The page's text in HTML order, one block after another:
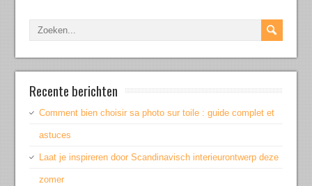
Recente berichten
Comment bien choisir sa photo sur toile : guide complet et
astuces
Laat je inspireren door Scandinavisch interieurontwerp deze
zomer